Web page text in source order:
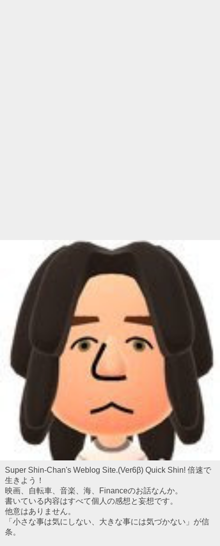
Super Shin-Chan's Weblog Site.(Ver6β) Quick Shin! 倍速で
生きよう！
映画、自転車、音楽、海、Financeのお話なんか。
書いている内容はすべて個人の感想と妄想です。
他意はありません。
「小さな事は気にしない、大きな事には気づかない」が信
条。